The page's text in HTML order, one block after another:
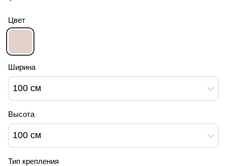
Цвет
Ширина
100 см
Высота
100 см
Тип крепления